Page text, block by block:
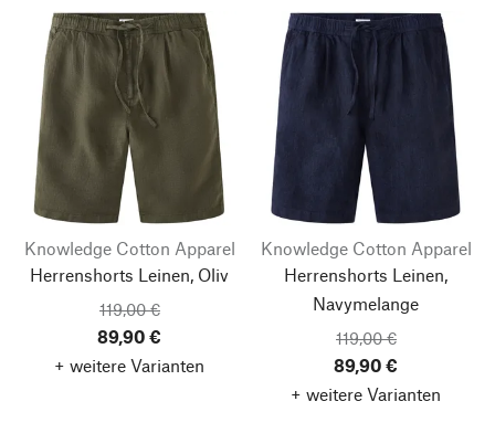
Knowledge Cotton Apparel
Herrenshorts Leinen, Oliv
119,00 €
89,90 €
+ weitere Varianten
Knowledge Cotton Apparel
Herrenshorts Leinen,
Navymelange
119,00 €
89,90 €
+ weitere Varianten